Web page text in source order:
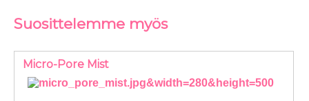
Suosittelemme myös
Micro-Pore Mist